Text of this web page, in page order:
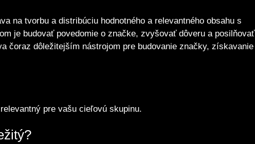
na tvorbu a distribúciu hodnotného a relevantného obsahu s
je budovať povedomie o značke, zvyšovať dôveru a posilňovať
čoraz dôležitejším nástrojom pre budovanie značky, získavanie
pre vašu cieľovú skupinu.